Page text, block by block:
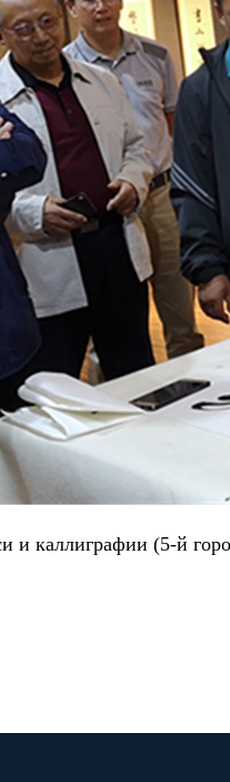
и каллиграфии (5-й